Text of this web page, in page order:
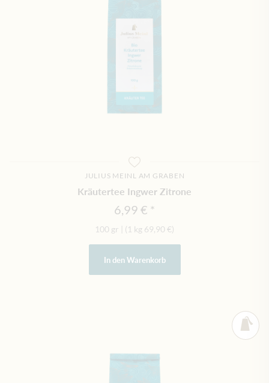
JULIUS MEINL AM GRABEN
Kräutertee Ingwer Zitrone
6,99 €
100 gr (1 kg 69,90 €)
In den Warenkorb